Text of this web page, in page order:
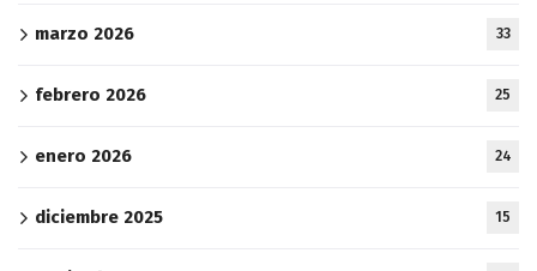
marzo 2026 33
febrero 2026 25
enero 2026 24
diciembre 2025 15